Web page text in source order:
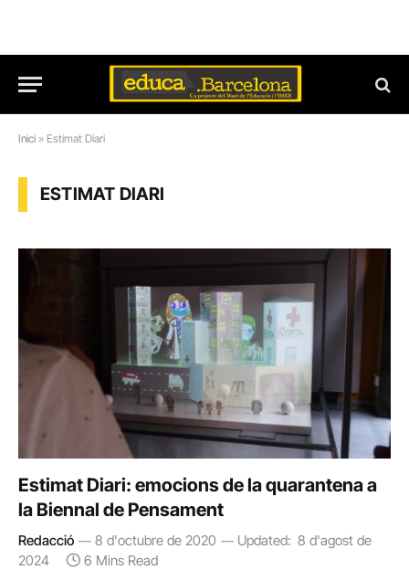
Inici » Estimat Diari
ESTIMAT DIARI
Estimat Diari: emocions de la quarantena a
la Biennal de Pensament
Redacció 8 d'octubre de 2020 Updated: 8 d'agost de
2024
6 Mins Read